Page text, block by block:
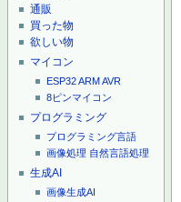
通販
買った物
欲しい物
マイコン
ESP32ARMAVR
8ピンマイコン
プログラミング
プログラミング言語
画像処理 自然言語処理
生成AI
画像生成AI